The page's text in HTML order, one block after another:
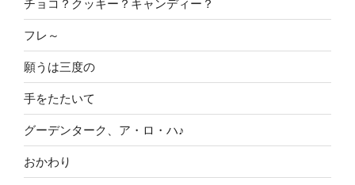
チョコ？クッキー？キャンディー？
フレ～
願うは三度の
手をたたいて
グーデンターク、ア・ロ・ハ♪
おかわり